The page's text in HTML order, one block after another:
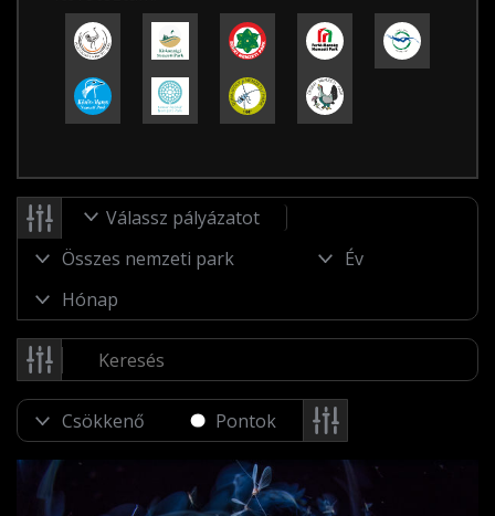
Válassz pályázatot
Pontok